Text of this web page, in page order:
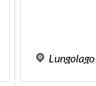
Lungolago